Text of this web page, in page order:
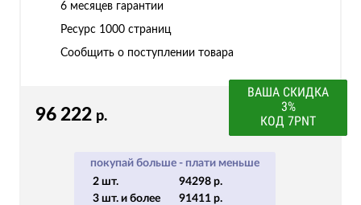
ВАША СКИДКА
3%
КОД 7PNT
96 222 р.
покупай больше - плати меньше
2 шт.
94298 р.
3 шт. и более
91411 р.
6 месяцев гарантии
Ресурс 1000 страниц
Сообщить о поступлении товара